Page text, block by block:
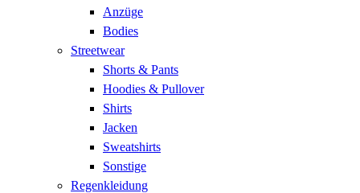
Anzüge
Bodies
Streetwear
Shorts & Pants
Hoodies & Pullover
Shirts
Jacken
Sweatshirts
Sonstige
Regenkleidung